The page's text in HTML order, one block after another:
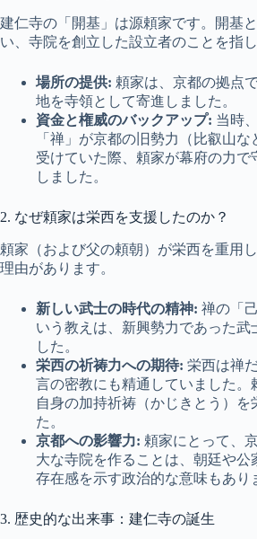
建仁寺の「開基」は源頼家です。開基
い、寺院を創立した設立者のことを指し
場所の提供: 頼家は、京都の拠点
地を寺領として寄進しました。
資金と権威のバックアップ: 当時
「禅」が京都の旧勢力（比叡山
受けていた際、頼家が幕府の力で
しました。
2. なぜ頼家は栄西を支援したのか？
頼家（および父の頼朝）が栄西を重用
理由があります。
新しい武士の時代の精神: 禅の「
いう教えは、新興勢力であった武
した。
栄西の祈祷力への期待: 栄西は禅
言の密教にも精通していました。
自身の加持祈祷（かじきとう）を
た。
京都への影響力: 頼家にとって、
大な寺院を作ることは、朝廷や公
存在感を示す政治的な意味もあり
3. 歴史的な出来事：建仁寺の誕生